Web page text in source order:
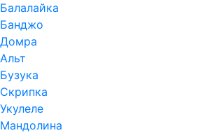
Балалайка
Банджо
Домра
Альт
Бузука
Скрипка
Укулеле
Мандолина